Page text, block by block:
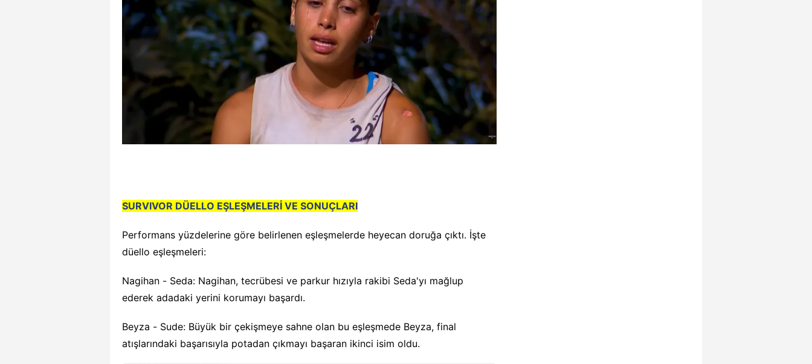
SURVIVOR DÜELLO EŞLEŞMELERİ VE SONUÇLARI
Performans yüzdelerine göre belirlenen eşleşmelerde heyecan doruğa çıktı. İşte
düello eşleşmeleri:
Nagihan - Seda: Nagihan, tecrübesi ve parkur hızıyla rakibi Seda'yı mağlup
ederek adadaki yerini korumayı başardı.
Beyza - Sude: Büyük bir çekişmeye sahne olan bu eşleşmede Beyza, final
atışlarındaki başarısıyla potadan çıkmayı başaran ikinci isim oldu.